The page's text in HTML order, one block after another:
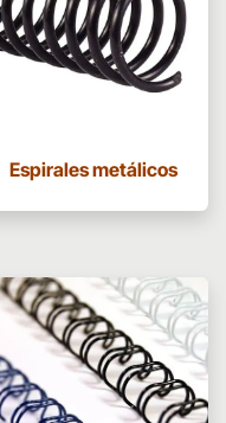
Espirales metálicos